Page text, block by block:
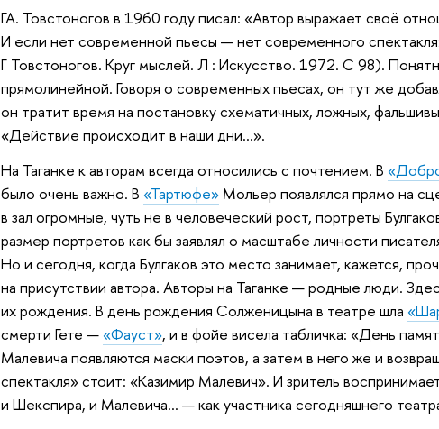
ГА. Товстоногов в 1960 году писал: «Автор выражает своё
И если нет современной пьесы — нет современного
Г Товстоногов. Круг мыслей. Л : Искусствo. 1972. С 98).
прямолинейной. Говоря о современных пьесах, он тут же
он тратит время на постановку схематичных, ложных,
«Действие происходит в наши дни...».
На Таганке к авторам всегда относились с почтением. В
было очень важно. В «Тартюфе»Мольер появлялся прямо на
в зал огромные, чуть не в человеческий рост, портреты
размер портретов как бы заявлял о масштабе личности
Но и сегодня, когда Булгаков это место занимает, кажется,
на присутствии автора. Авторы на Таганке — родные люди.
их рождения. В день рождения Солженицына в театре шла
смерти Гете — «Фауст», и в фойе висела табличка: «День
Малевича появляются маски поэтов, а затем в него же и
спектакля» стоит: «Казимир Малевич». И зритель
и Шекспира, и Малевича… — как участника сегодняшнего